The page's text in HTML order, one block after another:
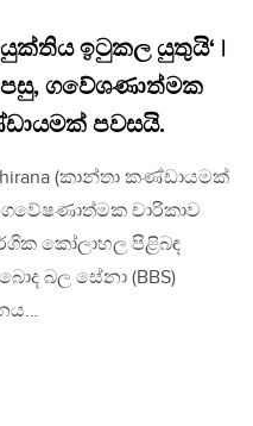
ඉටුකල යුතුයි‘ |
ගවේශණාත්මක
පවසයි.
(කාන්තා කණ්ඩායමක්
චාරිකාව
කෝලාහල පිළිබඳ
බල සේනා (BBS)